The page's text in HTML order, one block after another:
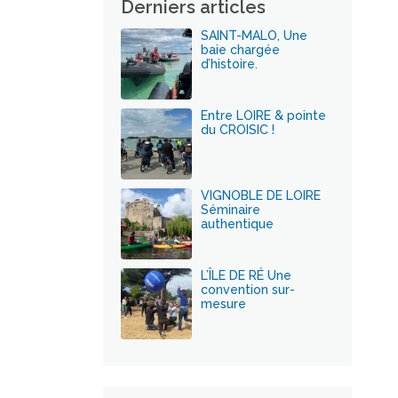
Derniers articles
SAINT-MALO, Une
baie chargée
d’histoire.
Entre LOIRE & pointe
du CROISIC !
VIGNOBLE DE LOIRE
Séminaire
authentique
L’ÎLE DE RÉ Une
convention sur-
mesure